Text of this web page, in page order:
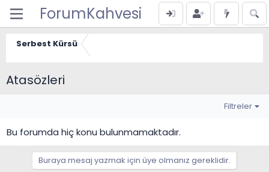
ForumKahvesi
Serbest Kürsü
Atasözleri
Filtreler
Bu forumda hiç konu bulunmamaktadır.
Buraya mesaj yazmak için üye olmanız gereklidir.